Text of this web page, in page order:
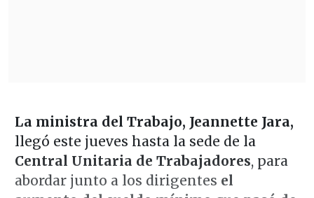
La ministra del Trabajo, Jeannette Jara,
llegó este jueves hasta la sede de la
Central Unitaria de Trabajadores, para
abordar junto a los dirigentes el